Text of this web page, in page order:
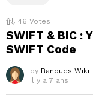
46 Votes
SWIFT & BIC :
SWIFT Code
by Banques Wiki
il y a 7 ans